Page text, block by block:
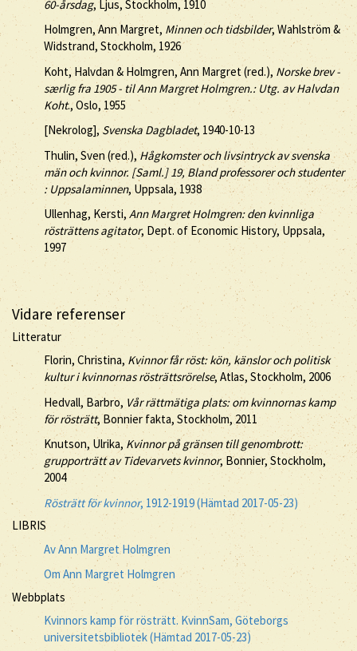
60-årsdag, Ljus, Stockholm, 1910
Holmgren, Ann Margret, Minnen och tidsbilder, Wahlström &
Widstrand, Stockholm, 1926
Koht, Halvdan & Holmgren, Ann Margret (red.), Norske brev -
særlig fra 1905 - til Ann Margret Holmgren.: Utg. av Halvdan
Koht., Oslo, 1955
[Nekrolog], Svenska Dagbladet, 1940-10-13
Thulin, Sven (red.),Hågkomster och livsintryck av svenska
män och kvinnor. [Saml.] 19, Bland professorer och studenter
: Uppsalaminnen, Uppsala, 1938
Ullenhag, Kersti, Ann Margret Holmgren: den kvinnliga
rösträttens agitator, Dept. of Economic History, Uppsala,
1997
Vidare referenser
Litteratur
Florin, Christina,Kvinnor får röst: kön, känslor och politisk
kultur i kvinnornas rösträttsrörelse, Atlas, Stockholm, 2006
Hedvall, Barbro, Vår rättmätiga plats: om kvinnornas kamp
för rösträtt, Bonnier fakta, Stockholm, 2011
Knutson, Ulrika,Kvinnor på gränsen till genombrott:
grupporträtt av Tidevarvets kvinnor, Bonnier, Stockholm,
2004
Rösträtt för kvinnor, 1912-1919 (Hämtad 2017-05-23)
LIBRIS
Av Ann Margret Holmgren
Om Ann Margret Holmgren
Webbplats
Kvinnors kamp för rösträtt. KvinnSam, Göteborgs
universitetsbibliotek (Hämtad 2017-05-23)